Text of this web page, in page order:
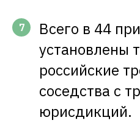
7
Всего в 44
установлены
российские
соседства с
юрисдикций.